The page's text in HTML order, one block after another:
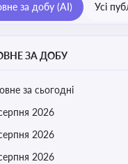
за добу (AI) Усі
ЗА ДОБУ
за сьогодні
2026
2026
2026